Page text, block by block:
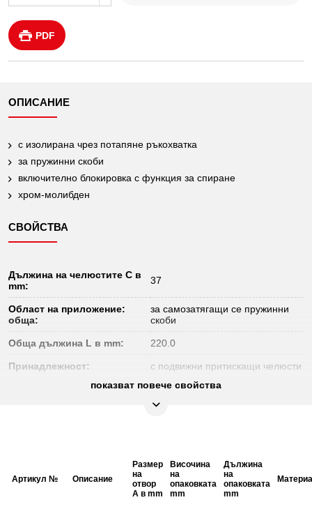
PDF
ОПИСАНИЕ
с изолирана чрез потапяне ръкохватка
за пружинни скоби
включително блокировка с функция за спиране
хром-молибден
СВОЙСТВА
Дължина на челюстите C в
mm:
37
Област на приложение:
обща:
за самозатягащи се пружинни
скоби
Обща дължина L в mm: 220.0
Принадлежност: с подвижни притискащи челюсти
изолирана чрез потапяне
дръжка
блокиращ се
показват повече свойства
Артикул № Описание
Размер
на
отвор
А в mm
Височина
на
опаковката
mm
Дължина
на
опаковката
mm